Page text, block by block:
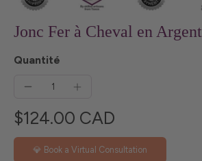
Jonc Fer à Cheval en Argent
Quantité
$124.00 CAD
💎 Book a Virtual Consultation